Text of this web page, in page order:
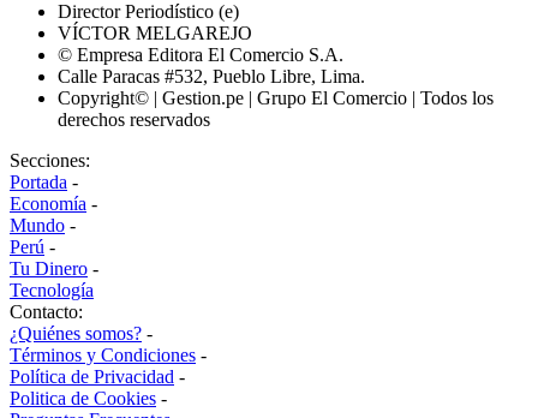
Director Periodístico (e)
VÍCTOR MELGAREJO
© Empresa Editora El Comercio S.A.
Calle Paracas #532, Pueblo Libre, Lima.
Copyright© | Gestion.pe | Grupo El Comercio | Todos los
derechos reservados
Secciones:
Portada -
Economía -
Mundo -
Perú -
Tu Dinero -
Tecnología
Contacto:
¿Quiénes somos? -
Términos y Condiciones -
Política de Privacidad -
Politica de Cookies -